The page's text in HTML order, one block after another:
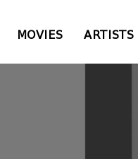
MOVIES ARTISTS